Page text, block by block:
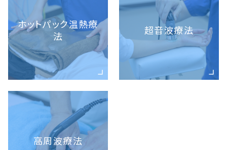
ホットパック温熱療
法
超音波療法
高周波療法